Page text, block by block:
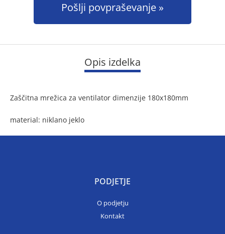
Pošlji povpraševanje
Opis izdelka
Zaščitna mrežica za ventilator dimenzije 180x180mm
material: niklano jeklo
PODJETJE
O podjetju
Kontakt